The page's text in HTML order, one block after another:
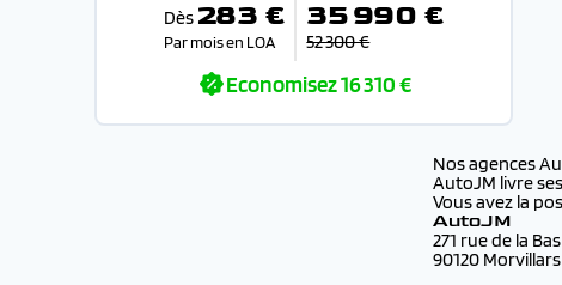
Dès 283 €
Par mois en LOA
35 990 €
52 300 €
Economisez16 310 €
Nos agences
AutoJM livre
Vous avez la
AutoJM
271 rue de la
90120 Morvillars